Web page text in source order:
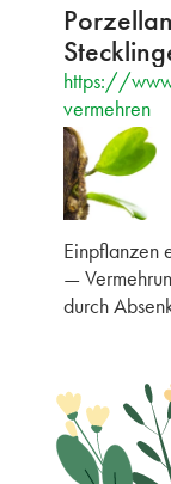
https://
vermehren
Einpflanzen
—
durch